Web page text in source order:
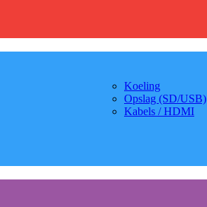
Koeling
Opslag (SD/USB)
Kabels / HDMI